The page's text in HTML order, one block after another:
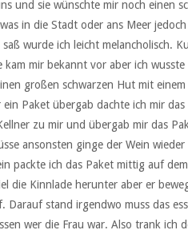
und sie wünschte mir noch einen
in die Stadt oder ans Meer
wurde ich leicht melancholisch.
kam mir bekannt vor aber ich
großen schwarzen Hut mit
Paket übergab dachte ich mir
zu mir und übergab mir das
ansonsten ginge der Wein
packte ich das Paket mittig auf
die Kinnlade herunter aber er
Darauf stand irgendwo muss das
wer die Frau war. Also trank ich